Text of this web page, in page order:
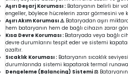
Aşırı Deşarj Koruması : Bataryanın belirli bir
engeller, böylece hücrelerin zarar görmesini ve
Aşırı Akım Koruması ⚠️Bataryadan aşırı
hem bataryanın hem de bağlı cihazın zarar
Kısa Devre Koruması : Bataryada veya bağlı
devre durumlarını tespit eder ve sistemi
azaltır.
Sıcaklık Koruması : Bataryanın sıcaklık
durumlarında sistemi kapatarak termal
Dengeleme (Balancing) Sistemi ⚖️